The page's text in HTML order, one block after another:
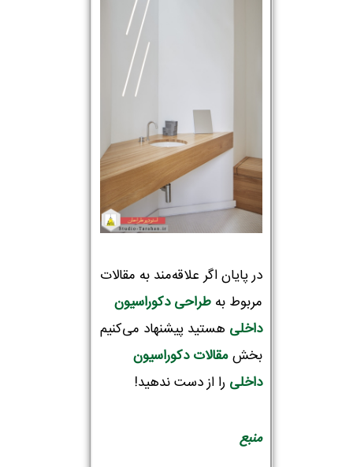
در پایان اگر علاقه‌مند به مقالات
مربوط به طراحی دکوراسیون‌
داخلی هستید پیشنهاد می‌کنیم
بخشمقالات دکوراسیون
داخلی را از دست ندهید!
منبع